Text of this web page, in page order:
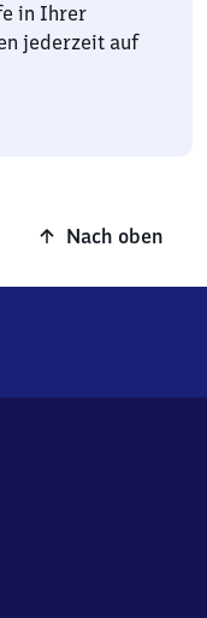
in Ihrer
jederzeit auf
Nach oben